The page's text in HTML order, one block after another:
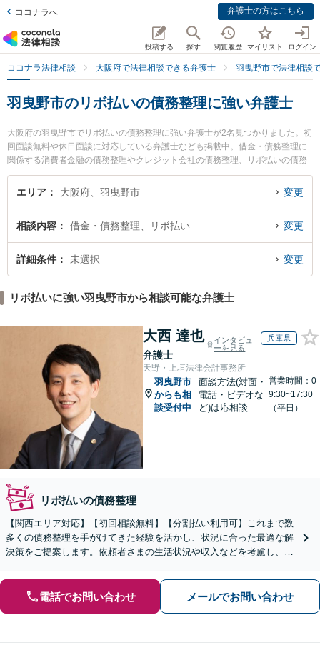
ココナラへ 弁護士の方はこちら
投稿する 探す 閲覧履歴 マイリスト ログイン
ココナラ法律相談 大阪府で法律相談できる弁護士 羽曳野市で法律相談
羽曳野市のリボ払いの債務整理に強い弁護士
大阪府の羽曳野市でリボ払いの債務整理に強い弁護士が2名見つかりました。初
回面談無料や休日面談に対応している弁護士なども掲載中。借金・債務整理に
関係する消費者金融の債務整理やクレジット会社の債務整理、リボ払いの債務
整理等の細かな分野での絞り込み検索もでき便利です。特に小阪法律事務所の
小阪 信弁護士やはびきの未来法律事務所の安田 弘光弁護士のプロフィール情報
いの債務整理のトラブル解決の実績豊富な近くの弁護士を検索したい』『初回
相談無料でリボ払いの債務整理を法律相談できる羽曳野市内の弁護士に相談予
約したい』などでお困りの相談者さんにおすすめです。
エリア 大阪府、羽曳野市 変更
相談内容 借金・債務整理、リボ払い 変更
詳細条件 未選択 変更
リボ払いに強い羽曳野市から相談可能な弁護士
大西 達也
弁護士
インタビュ
ーを見る
兵庫県
天野・上垣法律会計事務所
羽曳野市
からも相
談受付中
面談方法(対面・
電話・ビデオな
ど)は応相談
営業時間：0
9:30~17:30
（平日）
リボ払いの債務整理
【関西エリア対応】【初回相談無料】【分割払い利用可】これまで数
多くの債務整理を手がけてきた経験を活かし、状況に合った最適な解
決策をご提案します。依頼者さまの生活状況や収入などを考慮し、長
電話でお問い合わせ メールでお問い合わせ